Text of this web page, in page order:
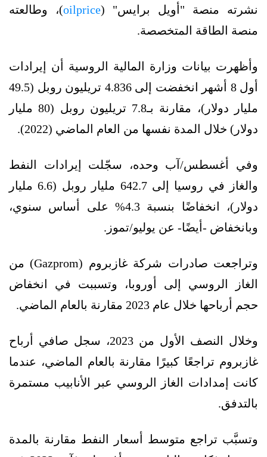
نشرته منصة "أويل برايس" (oilprice)، وطالعته
منصة الطاقة المتخصصة.
وأظهرت بيانات وزارة المالية الروسية أن إيرادات
أول 8 أشهر انخفضت إلى 4.836 تريليون روبل (49.5
مليار دولار)، مقارنة بـ7.8 تريليون روبل (80 مليار
دولار) خلال المدة نفسها من العام الماضي (2022).
وفي أغسطس/آب وحده، سجّلت إيرادات النفط
والغاز في روسيا إلى 642.7 مليار روبل (6.6 مليار
دولار)، انخفاضًا بنسبة 4.3% على أساس سنوي،
وبانخفاض -أيضًا- عن يوليو/تموز.
وتراجعت صادرات شركة غازبروم (Gazprom) من
الغاز الروسي إلى أوروبا، وتسببت في انخفاض
حجم أرباحها خلال عام 2023 مقارنة بالعام الماضي.
وخلال النصف الأول من 2023، سجل صافي أرباح
غازبروم تراجعًا كبيرًا مقارنة بالعام الماضي، عندما
كانت إمدادات الغاز الروسي عبر الأنابيب مستمرة
بالتدفق.
وتسبَّب تراجع متوسط أسعار النفط مقارنة بالمدة